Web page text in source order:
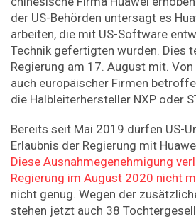
der US-Behörden untersagt es
arbeiten, die mit US-Software
Technik gefertigten wurden. Dies
Regierung am 17. August mit.
auch europäischer Firmen
die Halbleiterhersteller NXP oder
Bereits seit Mai 2019 dürfen US-
Erlaubnis der Regierung mit
Diese Ausnahmegenehmigung
Regierung im August 2020 nicht
nicht genug. Wegen der
stehen jetzt auch 38